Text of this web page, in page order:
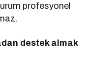
profesyonel
destek almak